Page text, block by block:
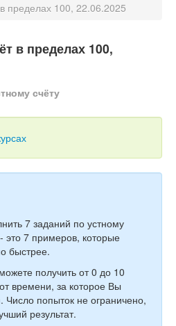
пределах 100, 22.06.2025
в пределах 100,
счёту
7 заданий по устному
это 7 примеров, которые
быстрее.
получить от 0 до 10
времени, за которое Вы
Число попыток не ограничено,
результат.